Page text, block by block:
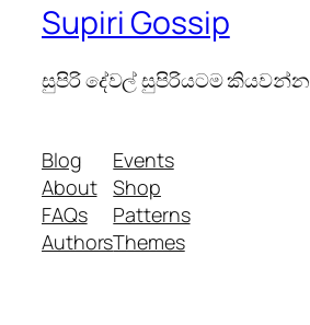
Supiri Gossip
සුපිරි දේවල් සුපිරියටම කියවන්න
Blog
About
FAQs
Authors
Events
Shop
Patterns
Themes